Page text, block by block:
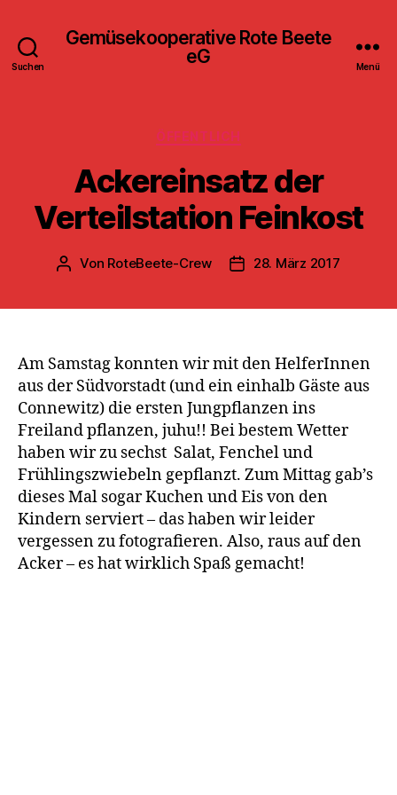
Suchen
Gemüsekooperative Rote Beete
eG
Menü
Kategorien
ÖFFENTLICH
Ackereinsatz der
Verteilstation Feinkost
Beitragsautor
Von RoteBeete-Crew Veröffentlichungsdatum
28. März 2017
Am Samstag konnten wir mit den HelferInnen
aus der Südvorstadt (und ein einhalb Gäste aus
Connewitz) die ersten Jungpflanzen ins
Freiland pflanzen, juhu!! Bei bestem Wetter
haben wir zu sechst Salat, Fenchel und
Frühlingszwiebeln gepflanzt. Zum Mittag gab’s
dieses Mal sogar Kuchen und Eis von den
Kindern serviert – das haben wir leider
vergessen zu fotografieren. Also, raus auf den
Acker – es hat wirklich Spaß gemacht!